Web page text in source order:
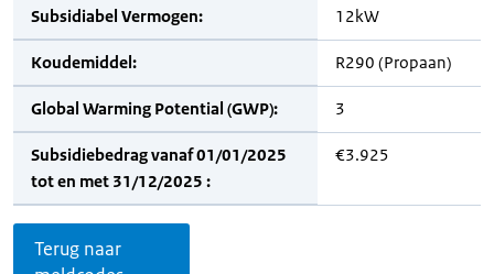
Subsidiabel Vermogen: 12kW
Koudemiddel: R290 (Propaan)
Global Warming Potential (GWP): 3
Subsidiebedrag vanaf 01/01/2025
tot en met 31/12/2025 :
€3.925
Terug naar